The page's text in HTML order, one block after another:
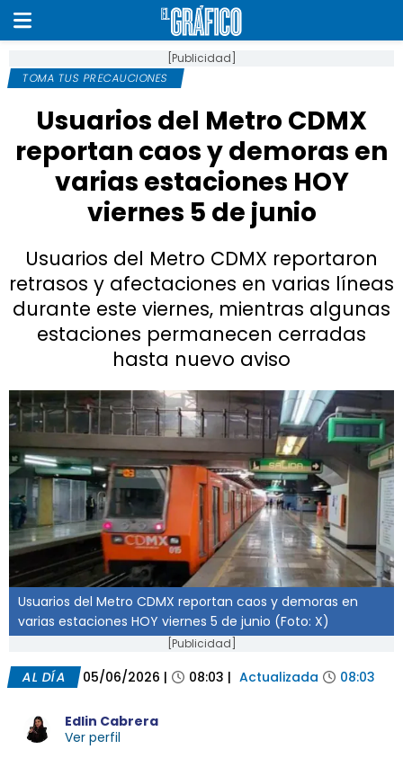
[Publicidad]
TOMA TUS PRECAUCIONES
Usuarios del Metro CDMX
reportan caos y demoras en
varias estaciones HOY
viernes 5 de junio
Usuarios del Metro CDMX reportaron
retrasos y afectaciones en varias líneas
durante este viernes, mientras algunas
estaciones permanecen cerradas
hasta nuevo aviso
Usuarios del Metro CDMX reportan caos y demoras en
varias estaciones HOY viernes 5 de junio (Foto: X)
[Publicidad]
AL DÍA 05/06/2026 | 08:03 | Actualizada 08:03
Edlin Cabrera
Ver perfil